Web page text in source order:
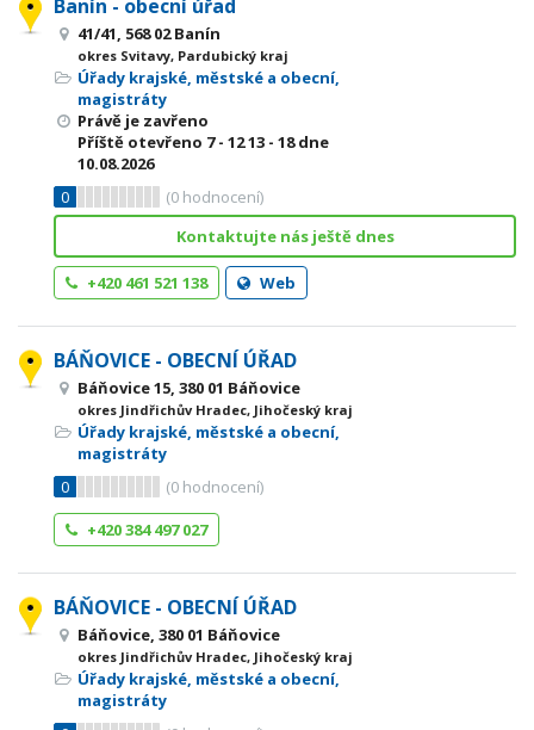
Banín - obecní úřad
41/41, 568 02 Banín
okres Svitavy, Pardubický kraj
Úřady krajské, městské a obecní,
magistráty
Právě je zavřeno
Příště otevřeno 7 - 1213 - 18dne
10.08.2026
0
(0 hodnocení)
Kontaktujte nás ještě dnes
+420 461 521 138 Web
BÁŇOVICE - OBECNÍ ÚŘAD
Báňovice 15, 380 01 Báňovice
okres Jindřichův Hradec, Jihočeský kraj
Úřady krajské, městské a obecní,
magistráty
0
(0 hodnocení)
+420 384 497 027
BÁŇOVICE - OBECNÍ ÚŘAD
Báňovice, 380 01 Báňovice
okres Jindřichův Hradec, Jihočeský kraj
Úřady krajské, městské a obecní,
magistráty